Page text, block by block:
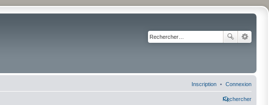
Connexion
Inscription
Rechercher